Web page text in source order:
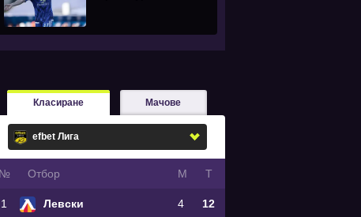
Класиране Мачове
№ Oтбор М Т
1 Левски 4 12